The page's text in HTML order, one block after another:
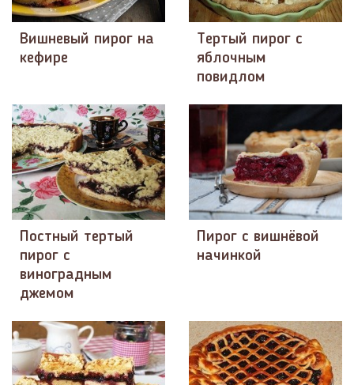
Вишневый пирог на
кефире
Тертый пирог с
яблочным
повидлом
Постный тертый
пирог с
виноградным
джемом
Пирог с вишнёвой
начинкой